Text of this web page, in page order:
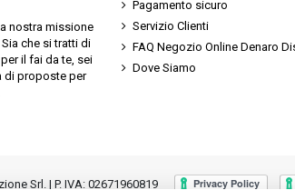
nostra missione
che si tratti di
il fai da te, sei
di proposte per
Pagamento sicuro
Servizio Clienti
FAQ Negozio Online Denaro
Dove Siamo
Srl. | P. IVA: 02671960819